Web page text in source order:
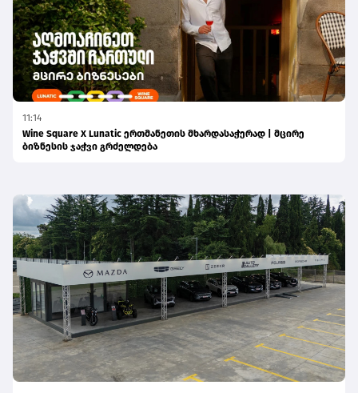
11:14
Wine Square X Lunatic ერთმანეთის მხარდასაჭერად | მცირე
ბიზნესის ჯაჭვი გრძელდება